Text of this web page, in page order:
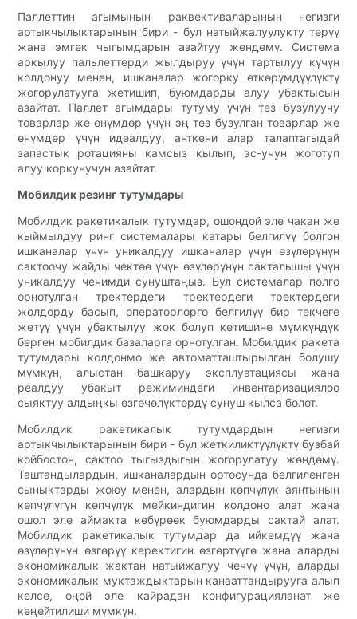
Паллеттин агымынын раквективаларынын негизги
артыкчылыктарынын бири - бул натыйжалуулукту терүү
жана эмгек чыгымдарын азайтуу жөндөмү. Система
аркылуу пальлеттерди жылдыруу үчүн тартылуу күчүн
колдонуу менен, ишканалар жогорку өткөрүмдүүлүктү
жогорулатууга жетишип, буюмдарды алуу убактысын
азайтат. Паллет агымдары тутуму үчүн тез бузулуучу
товарлар же өнүмдөр үчүн эң тез бузулган товарлар же
өнүмдөр үчүн идеалдуу, анткени алар талаптагыдай
запастык ротацияны камсыз кылып, эс-учун жоготуп
алуу коркунучун азайтат.
Мобилдик резинг тутумдары
Мобилдик ракетикалык тутумдар, ошондой эле чакан же
кыймылдуу ринг системалары катары белгилүү болгон
ишканалар үчүн уникалдуу ишканалар үчүн өзүлөрүнүн
сактоочу жайды чектөө үчүн өзүлөрүнүн сакталышы үчүн
уникалдуу чечимди сунуштаңыз. Бул системалар полго
орнотулган тректердеги тректердеги тректердеги
жолдорду басып, операторлорго белгилүү бир текчеге
жетүү үчүн убактылуу жок болуп кетишине мүмкүндүк
берген мобилдик базаларга орнотулган. Мобилдик ракета
тутумдары колдонмо же автоматташтырылган болушу
мүмкүн, алыстан башкаруу эксплуатациясы жана
реалдуу убакыт режиминдеги инвентаризациялоо
сыяктуу алдыңкы өзгөчөлүктөрдү сунуш кылса болот.
Мобилдик ракетикалык тутумдардын негизги
артыкчылыктарынын бири - бул жеткиликтүүлүктү бузбай
койбостон, сактоо тыгыздыгын жогорулатуу жөндөмү.
Таштандылардын, ишканалардын ортосунда белгиленген
сыныктарды жоюу менен, алардын көпчүлүк аянтынын
көпчүлүгүн көпчүлүк мейкиндигин колдоно алат жана
ошол эле аймакта көбүрөөк буюмдарды сактай алат.
Мобилдик ракетикалык тутумдар да ийкемдүү жана
өзүлөрүнүн өзгөрүү керектигин өзгөртүүгө жана аларды
экономикалык жактан натыйжалуу чечүү үчүн, аларды
экономикалык муктаждыктарын канааттандырууга алып
келсе, оңой эле кайрадан конфигурацияланат же
кеңейтилиши мүмкүн.